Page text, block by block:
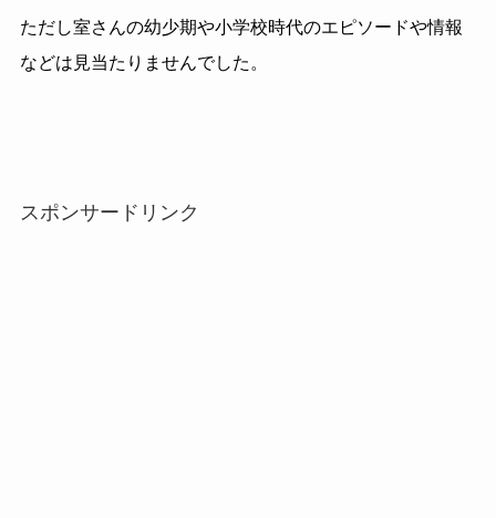
ただし室さんの幼少期や小学校時代のエピソードや情報
などは見当たりませんでした。
スポンサードリンク